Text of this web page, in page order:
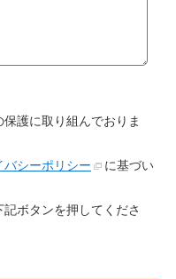
護に取り組んでおりま
バシーポリシー
に基づい
ボタンを押してくださ